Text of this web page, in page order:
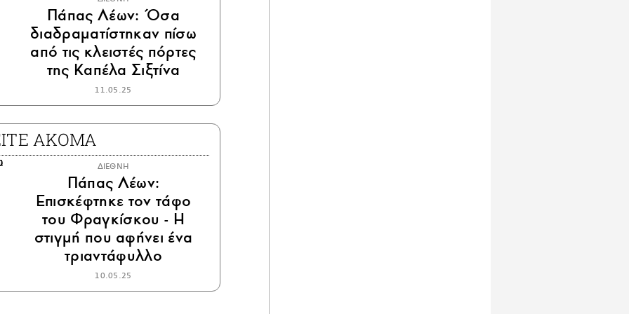
Πάπας Λέων: Όσα
διαδραματίστηκαν πίσω
από τις κλειστές πόρτες
της Καπέλα Σιξτίνα
11.05.25
ΑΚΟΜΑ
ΔΙΕΘΝΗ
Πάπας Λέων:
Επισκέφτηκε τον τάφο
του Φραγκίσκου - Η
στιγμή που αφήνει ένα
τριαντάφυλλο
10.05.25